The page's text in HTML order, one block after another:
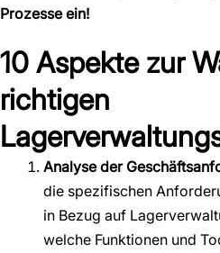
Prozesse ein!
10 Aspekte zur
richtigen
Analyse der
die spezifischen
in Bezug auf
welche Funktionen und